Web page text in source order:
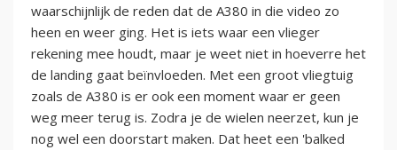
waarschijnlijk de reden dat de A380 in die video zo
heen en weer ging. Het is iets waar een vlieger
rekening mee houdt, maar je weet niet in hoeverre het
de landing gaat beïnvloeden. Met een groot vliegtuig
zoals de A380 is er ook een moment waar er geen
weg meer terug is. Zodra je de wielen neerzet, kun je
nog wel een doorstart maken. Dat heet een 'balked